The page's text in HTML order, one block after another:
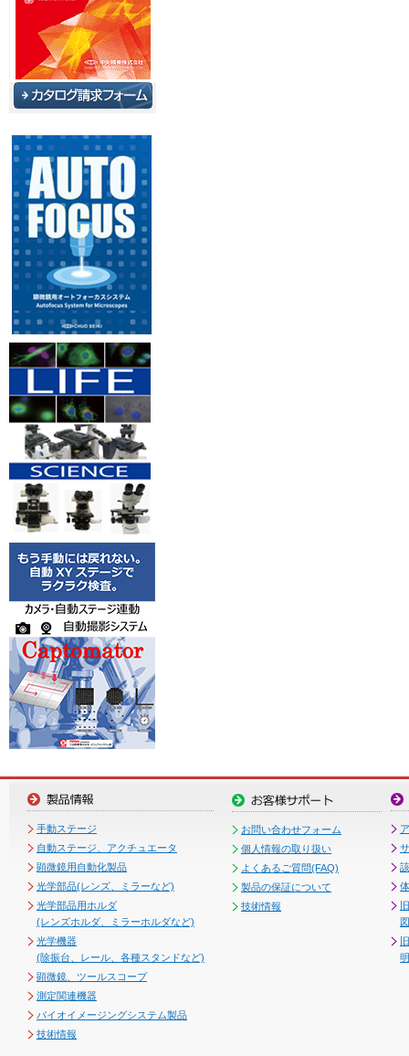
手動ステージ
自動ステージ、アクチュエータ
顕微鏡用自動化製品
光学部品(レンズ、ミラーなど)
光学部品用ホルダ
(レンズホルダ、ミラーホルダなど)
光学機器
(除振台、レール、各種スタンドなど)
顕微鏡、ツールスコープ
測定関連機器
バイオイメージングシステム製品
技術情報
お問い合わせフォーム
個人情報の取り扱い
よくあるご質問(FAQ)
製品の保証について
技術情報